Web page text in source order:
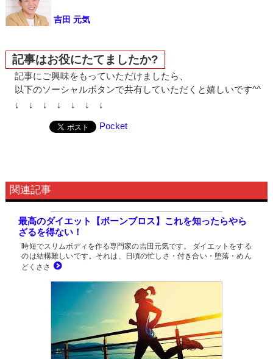
吉田 元気
記事はお役にたてましたか?
記事にご興味をもっていただけましたら、
以下のソーシャルボタンで共有していただくと嬉しいです^^
↓ ↓ ↓ ↓ ↓ ↓ ↓
Pocket
関連記事
最高のダイエット【ボーンブロス】これを知ったらやら
ざるを得ない！
時短でスリムボディを作る専門家の吉田元気です。 ダイエットをする
のは結構難しいです。それは、日頃の忙しさ・付き合い・堕落・めん
どくささ